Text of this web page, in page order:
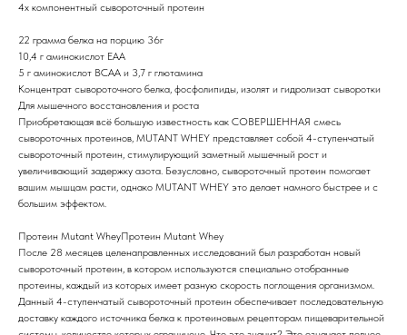
4х компонентный сывороточный протеин
22 грамма белка на порцию 36г
10,4 г аминокислот EAA
5 г аминокислот BCAA и 3,7 г глютамина
Концентрат сывороточного белка, фосфолипиды, изолят и гидролизат сыворотки
Для мышечного восстановления и роста
Приобретающая всё большую известность как СОВЕРШЕННАЯ смесь
сывороточных протеинов, MUTANT WHEY представляет собой 4-ступенчатый
сывороточный протеин, стимулирующий заметный мышечный рост и
увеличивающий задержку азота. Безусловно, сывороточный протеин помогает
вашим мышцам расти, однако MUTANT WHEY это делает намного быстрее и с
большим эффектом.
Протеин Mutant WheyПротеин Mutant Whey
После 28 месяцев целенаправленных исследований был разработан новый
сывороточный протеин, в котором используются специально отобранные
протеины, каждый из которых имеет разную скорость поглощения организмом.
Данный 4-ступенчатый сывороточный протеин обеспечивает последовательную
доставку каждого источника белка к протеиновым рецепторам пищеварительной